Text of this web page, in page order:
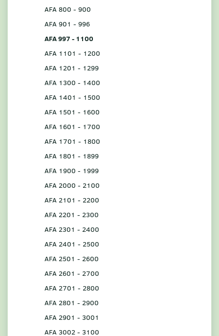
AFA 800 - 900
AFA 901 - 996
AFA 997 - 1100
AFA 1101 - 1200
AFA 1201 - 1299
AFA 1300 - 1400
AFA 1401 - 1500
AFA 1501 - 1600
AFA 1601 - 1700
AFA 1701 - 1800
AFA 1801 - 1899
AFA 1900 - 1999
AFA 2000 - 2100
AFA 2101 - 2200
AFA 2201 - 2300
AFA 2301 - 2400
AFA 2401 - 2500
AFA 2501 - 2600
AFA 2601 - 2700
AFA 2701 - 2800
AFA 2801 - 2900
AFA 2901 - 3001
AFA 3002 - 3100